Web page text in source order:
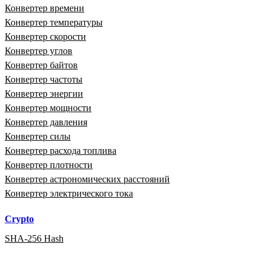
Конвертер времени
Конвертер температуры
Конвертер скорости
Конвертер углов
Конвертер байтов
Конвертер частоты
Конвертер энергии
Конвертер мощности
Конвертер давления
Конвертер силы
Конвертер расхода топлива
Конвертер плотности
Конвертер астрономических расстояний
Конвертер электрического тока
Crypto
SHA-256 Hash